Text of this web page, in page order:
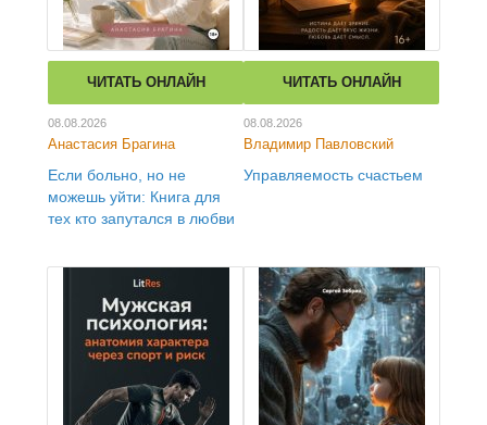
ЧИТАТЬ ОНЛАЙН
08.08.2026
Анастасия Брагина
Если больно, но не
можешь уйти: Книга для
тех кто запутался в любви
ЧИТАТЬ ОНЛАЙН
08.08.2026
Владимир Павловский
Управляемость счастьем